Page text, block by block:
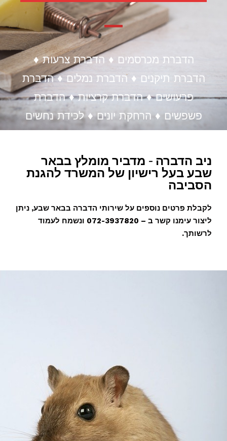
הדברת מכרסמים ♦ הדברת צרעות ♦
הדברת תיקנים ♦ הדברת נמלים ♦ הדברת
פרעושים ♦ הדברת קרציות ♦ הדברת
פשפשים ♦ הרחקת יונים ♦ לכידת נחשים
ניב הדברה - מדביר מומלץ בבאר
שבע בעל רישיון של המשרד להגנת
הסביבה
לקבלת פרטים נוספים על שירותי הדברה בבאר שבע, ניתן
ליצור עימנו קשר ב – 072-3937820 ונשמח לעמוד
לרשותך.